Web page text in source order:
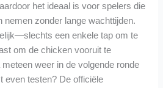
het ideaal is voor spelers die
nemen zonder lange wachttijden.
een enkele tap om te
om de chicken vooruit te
weer in de volgende ronde
even testen? De officiële